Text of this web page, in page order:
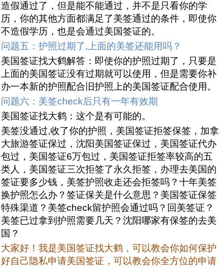
造假通过了，但是能不能通过，并不是只看你的学
历，你的其他方面都满足了美签通过的条件，即使你
不造假学历，也是会通过美国签证的。
问题五：护照过期了,上面的美签还能用吗？
美国签证找大鹤解答：即使你的护照过期了，只要是
上面的美国签证没有过期就可以使用，但是需要你补
办一本新的护照配合旧护照上的美国签证配合使用。
问题六：美签check后只有一年有效期
美国签证找大鹤：这个是有可能的。
美签没通过,收了你的护照，美国签证拒签保签，加拿
大旅游签证保过，沈阳美国签证保过，美国签证代办
包过，美国签证6万包过，美国签证拒签率较高的五
类人，美国签证三次拒签了永久拒签，办理去美国的
签证要多少钱，美签护照收走还会拒签吗？十年美签
换护照怎么办？签证保关是什么意思？美国签证保签
特殊渠道？美签check留护照会通过吗？回美签证？
美签已过拿到护照需要几天？沈阳哪家有保签的去美
国？
大家好！我是美国签证找大鹤，可以教会你如何保护
好自己隐私申请美国签证，可以教会你全方位的申请